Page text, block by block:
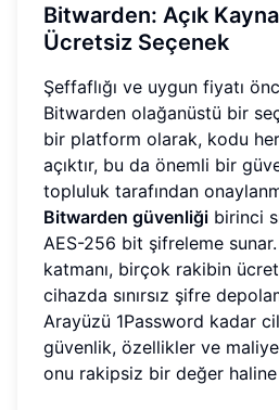
Bitwarden: Açık
Ücretsiz Seçenek
Şeffaflığı ve uygun fiyatı
Bitwarden olağanüstü bir
bir platform olarak, kodu
açıktır, bu da önemli bir
topluluk tarafından
Bitwarden güvenliği birinci
AES-256 bit şifreleme
katmanı, birçok rakibin ücret
cihazda sınırsız şifre
Arayüzü 1Password kadar
güvenlik, özellikler ve
onu rakipsiz bir değer